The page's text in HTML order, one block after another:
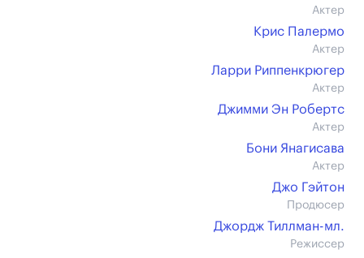
Актер
Крис Палермо
Актер
Ларри Риппенкрюгер
Актер
Джимми Эн Робертс
Актер
Бони Янагисава
Актер
Джо Гэйтон
Продюсер
Джордж Тиллман-мл.
Режиссер